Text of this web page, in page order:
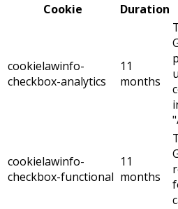
Cookie
Duration
cookielawinfo-
checkbox-analytics
11
months
cookielawinfo-
checkbox-functional
11
months